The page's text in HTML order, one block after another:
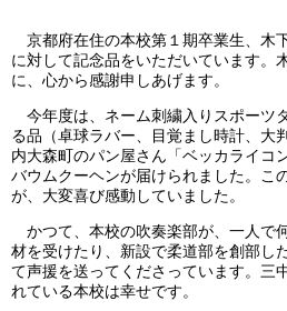
京都府在住の本校第１期卒業生、木
に対して記念品をいただいています。
に、心から感謝申しあげます。
今年度は、ネーム刺繍入りスポーツ
る品（卓球ラバー、目覚まし時計、大
内大森町のパン屋さん「ベッカライコ
バウムクーヘンが届けられました。こ
が、大変喜び感動していました。
かつて、本校の吹奏楽部が、一人で
材を受けたり、新設で柔道部を創部し
て声援を送ってくださっています。三
れている本校は幸せです。